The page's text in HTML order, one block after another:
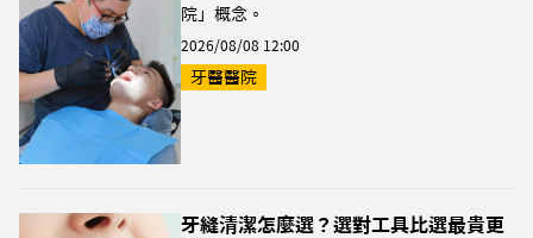
院」概念。
2026/08/08 12:00
牙醫醫院
牙縫清潔怎麼選？選對工具比選最貴更